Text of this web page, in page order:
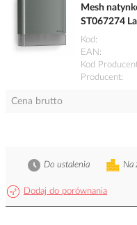
Mesh
ST067274
Kod
EAN
Kod
Producent
Cena brutto
Dodaj do porównania
Na
Do ustalenia